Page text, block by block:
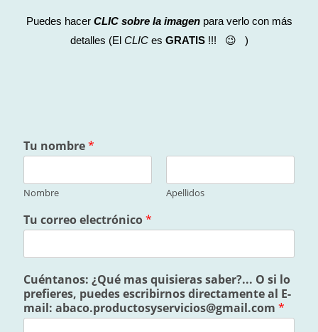
Puedes hacer CLIC sobre la imagenpara verlo con más
detalles (El CLICes GRATIS!!! 😉 )
Tu nombre*
Nombre Apellidos
Tu correo electrónico*
Cuéntanos: ¿Qué mas quisieras saber?... O si lo
prefieres, puedes escribirnos directamente al E-
mail: abaco.productosyservicios@gmail.com*